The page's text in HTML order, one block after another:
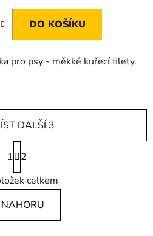
DO KOŠÍKU
pro psy - měkké kuřecí filety.
O
v
l
á
d
DALŠÍ 3
S
t
r
á
n
k
1
2
celkem
NAHORU